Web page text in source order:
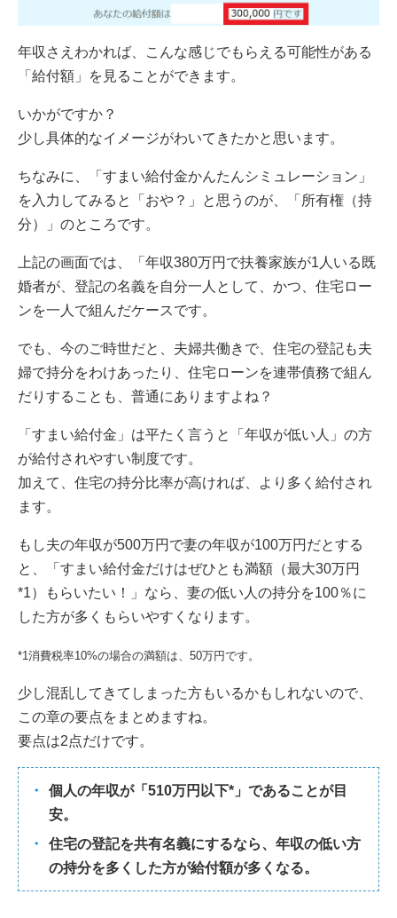
年収さえわかれば、こんな感じでもらえる可能性がある
「給付額」を見ることができます。
いかがですか？
少し具体的なイメージがわいてきたかと思います。
ちなみに、「すまい給付金かんたんシミュレーション」
を入力してみると「おや？」と思うのが、「所有権（持
分）」のところです。
上記の画面では、「年収380万円で扶養家族が1人いる既
婚者が、登記の名義を自分一人として、かつ、住宅ロー
ンを一人で組んだケースです。
でも、今のご時世だと、夫婦共働きで、住宅の登記も夫
婦で持分をわけあったり、住宅ローンを連帯債務で組ん
だりすることも、普通にありますよね？
「すまい給付金」は平たく言うと「年収が低い人」の方
が給付されやすい制度です。
加えて、住宅の持分比率が高ければ、より多く給付され
ます。
もし夫の年収が500万円で妻の年収が100万円だとする
と、「すまい給付金だけはぜひとも満額（最大30万円
*1）もらいたい！」なら、妻の低い人の持分を100％に
した方が多くもらいやすくなります。
*1消費税率10%の場合の満額は、50万円です。
少し混乱してきてしまった方もいるかもしれないので、
この章の要点をまとめますね。
要点は2点だけです。
個人の年収が「510万円以下*」であることが目
安。
住宅の登記を共有名義にするなら、年収の低い方
の持分を多くした方が給付額が多くなる。